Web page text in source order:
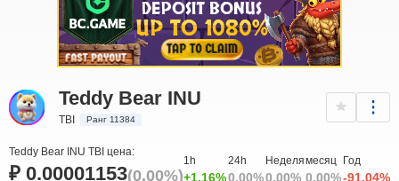
Teddy Bear INU
TBI Ранг 11384
Teddy Bear INU TBI цена:
₽ 0.00001153(0.00%)
1h
+1.16%
24h
0.00%
Неделя
0.00%
месяц
0.00%
Год
-91.04%